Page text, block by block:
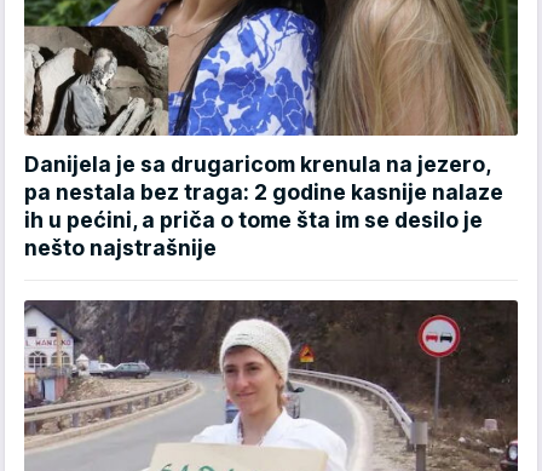
Danijela je sa drugaricom krenula na jezero,
pa nestala bez traga: 2 godine kasnije nalaze
ih u pećini, a priča o tome šta im se desilo je
nešto najstrašnije